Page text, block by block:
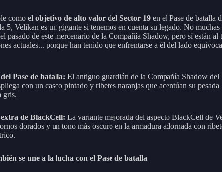
como el objetivo de alto valor del Sector 19 en el Pase de batalla
5, Velikan es un gigante si tenemos en cuenta su legado. No muchas
pasado de este mercenario de la Compañía Shadow, pero sí están al
actuales... porque han tenido que enfrentarse a él del lado
Pase de batalla: El antiguo guardián de la Compañía Shadow
con un casco pintado y ribetes naranjas que acentúan su pesada
gris.
de BlackCell: La variante mejorada del aspecto BlackCell de
dorados y un tono más oscuro en la armadura adornada con
se une a la lucha con el Pase de batalla